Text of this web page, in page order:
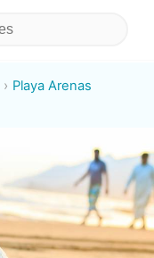
Playa Arenas